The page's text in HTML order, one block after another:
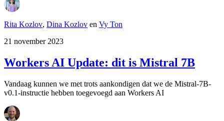
Rita Kozlov, Dina Kozlov en Vy Ton
21 november 2023
Workers AI Update: dit is Mistral 7B
Vandaag kunnen we met trots aankondigen dat we de Mistral-7B-
v0.1-instructie hebben toegevoegd aan Workers AI